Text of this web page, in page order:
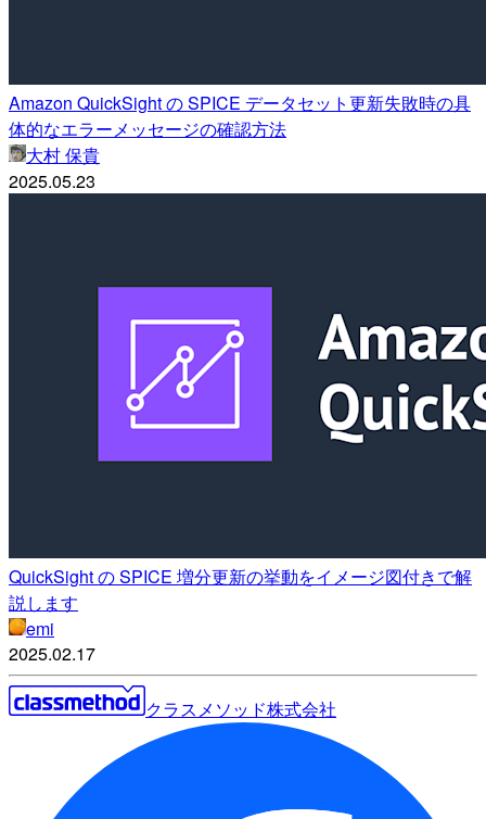
Amazon QuickSight の SPICE データセット更新失敗時の具
体的なエラーメッセージの確認方法
大村 保貴
2025.05.23
QuickSight の SPICE 増分更新の挙動をイメージ図付きで解
説します
emi
2025.02.17
クラスメソッド株式会社